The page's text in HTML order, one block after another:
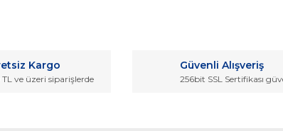
yetersiz gördüğünüz noktaları öneri formunu
Kargo
ve üzeri siparişlerde
Güvenli Alışveriş
256bit SSL Sertifikası